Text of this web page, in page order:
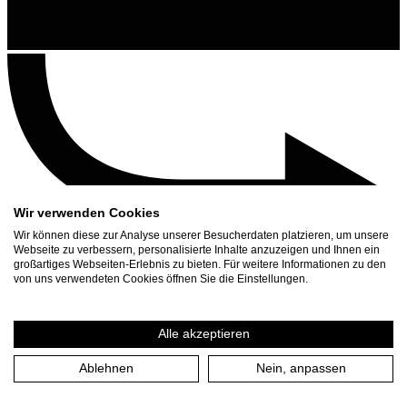
Contact
Press Download
Wir verwenden Cookies
Wir können diese zur Analyse unserer Besucherdaten platzieren, um unsere
Webseite zu verbessern, personalisierte Inhalte anzuzeigen und Ihnen ein
großartiges Webseiten-Erlebnis zu bieten. Für weitere Informationen zu den
von uns verwendeten Cookies öffnen Sie die Einstellungen.
Alle akzeptieren
Ablehnen Nein, anpassen